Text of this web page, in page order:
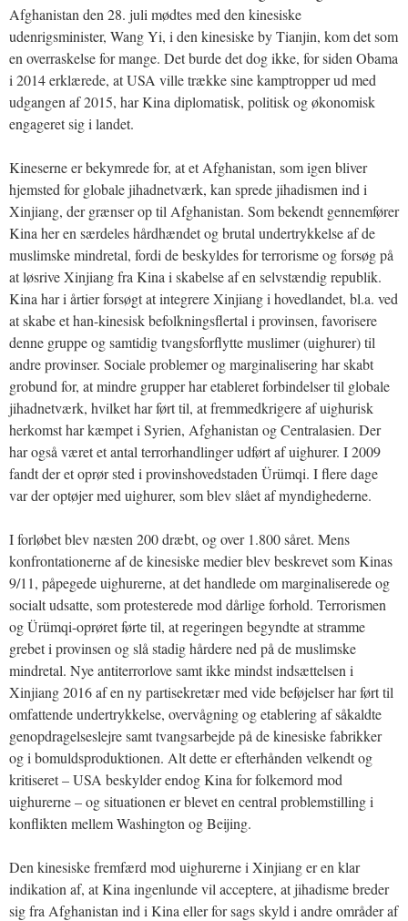
Afghanistan den 28. juli mødtes med den kinesiske
udenrigsminister, Wang Yi, i den kinesiske by Tianjin, kom det som
en overraskelse for mange. Det burde det dog ikke, for siden Obama
i 2014 erklærede, at USA ville trække sine kamptropper ud med
udgangen af 2015, har Kina diplomatisk, politisk og økonomisk
engageret sig i landet.
Kineserne er bekymrede for, at et Afghanistan, som igen bliver
hjemsted for globale jihadnetværk, kan sprede jihadismen ind i
Xinjiang, der grænser op til Afghanistan. Som bekendt gennemfører
Kina her en særdeles hårdhændet og brutal undertrykkelse af de
muslimske mindretal, fordi de beskyldes for terrorisme og forsøg på
at løsrive Xinjiang fra Kina i skabelse af en selvstændig republik.
Kina har i årtier forsøgt at integrere Xinjiang i hovedlandet, bl.a. ved
at skabe et han-kinesisk befolkningsflertal i provinsen, favorisere
denne gruppe og samtidig tvangsforflytte muslimer (uighurer) til
andre provinser. Sociale problemer og marginalisering har skabt
grobund for, at mindre grupper har etableret forbindelser til globale
jihadnetværk, hvilket har ført til, at fremmedkrigere af uighurisk
herkomst har kæmpet i Syrien, Afghanistan og Centralasien. Der
har også været et antal terrorhandlinger udført af uighurer. I 2009
fandt der et oprør sted i provinshovedstaden Ürümqi. I flere dage
var der optøjer med uighurer, som blev slået af myndighederne.
I forløbet blev næsten 200 dræbt, og over 1.800 såret. Mens
konfrontationerne af de kinesiske medier blev beskrevet som Kinas
9/11, påpegede uighurerne, at det handlede om marginaliserede og
socialt udsatte, som protesterede mod dårlige forhold. Terrorismen
og Ürümqi-oprøret førte til, at regeringen begyndte at stramme
grebet i provinsen og slå stadig hårdere ned på de muslimske
mindretal. Nye antiterrorlove samt ikke mindst indsættelsen i
Xinjiang 2016 af en ny partisekretær med vide beføjelser har ført til
omfattende undertrykkelse, overvågning og etablering af såkaldte
genopdragelseslejre samt tvangsarbejde på de kinesiske fabrikker
og i bomuldsproduktionen. Alt dette er efterhånden velkendt og
kritiseret – USA beskylder endog Kina for folkemord mod
uighurerne – og situationen er blevet en central problemstilling i
konflikten mellem Washington og Beijing.
Den kinesiske fremfærd mod uighurerne i Xinjiang er en klar
indikation af, at Kina ingenlunde vil acceptere, at jihadisme breder
sig fra Afghanistan ind i Kina eller for sags skyld i andre områder af